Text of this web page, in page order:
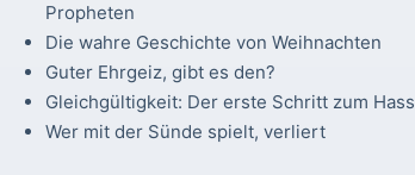
Propheten
Die wahre Geschichte von Weihnachten
Guter Ehrgeiz, gibt es den?
Gleichgültigkeit: Der erste Schritt zum Hass
Wer mit der Sünde spielt, verliert